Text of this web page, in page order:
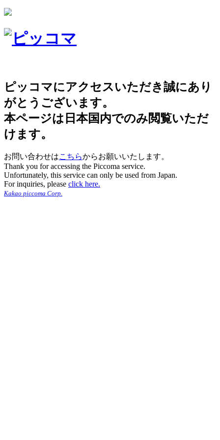
ピッコマにアクセスいただき誠にあり
がとうございます。
本ページは日本国内でのみ閲覧いただ
けます。
お問い合わせはこちらからお願いいたします。
Thank you for accessing the Piccoma service.
Unfortunately, this service can only be used from Japan.
For inquiries, please click here.
Kakao piccoma Corp.